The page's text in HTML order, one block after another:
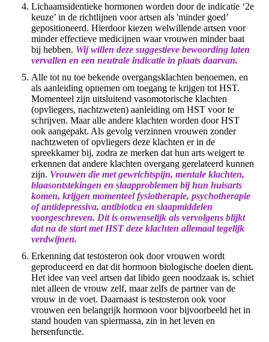
Lichaamsidentieke hormonen worden door de indicatie ‘2e
keuze’ in de richtlijnen voor artsen als 'minder goed’
gepositioneerd. Hierdoor kiezen welwillende artsen voor
minder effectieve medicijnen waar vrouwen minder baat
bij hebben. Wij willen deze suggestieve bewoording laten
vervallen en een neutrale indicatie in plaats daarvan.
Alle tot nu toe bekende overgangsklachten benoemen, en
als aanleiding opnemen om toegang te krijgen tot HST.
Momenteel zijn uitsluitend vasomotorische klachten
(opvliegers, nachtzweten) aanleiding om HST voor te
schrijven. Maar alle andere klachten worden door HST
ook aangepakt. Als gevolg verzinnen vrouwen zonder
nachtzweten of opvliegers deze klachten er in de
spreekkamer bij, zodra ze merken dat hun arts weigert te
erkennen dat andere klachten overgang gerelateerd kunnen
zijn. Vrouwen die met gewrichtspijn, mentale klachten,
blaasontstekingen en slaapproblemen bij hun huisarts
komen, krijgen momenteel fysiotherapie, psychotherapie
of antidepressiva, antibiotica en slaapmiddelen
voorgeschreven. Dit is onwenselijk als vervolgens blijkt
dat na de start met HST deze klachten allemaal tegelijk
verdwijnen.
Erkenning dat testosteron ook door vrouwen wordt
geproduceerd en dat dit hormoon biologische doelen dient.
Het idee van veel artsen dat libido geen noodzaak is, schiet
niet alleen de vrouw zelf, maar zelfs de partner van de
vrouw in de voet. Daarnaast is testosteron ook voor
vrouwen een belangrijk hormoon voor bijvoorbeeld het in
stand houden van spiermassa, zin in het leven en
hersenfunctie.